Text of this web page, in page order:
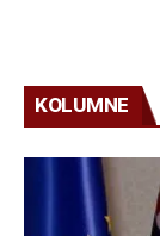
KOLUMNE